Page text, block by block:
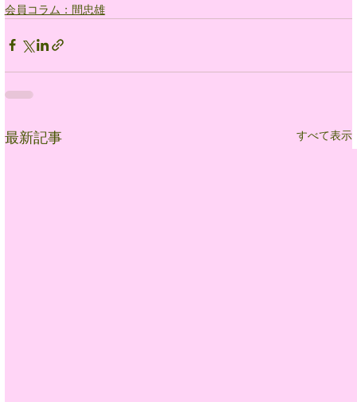
会員コラム：間忠雄
最新記事 すべて表示